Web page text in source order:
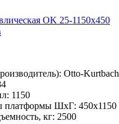
OK 25-1150х450
Otto-Kurtbach
1150
платформы ШxГ: 450х1150
кг: 2500